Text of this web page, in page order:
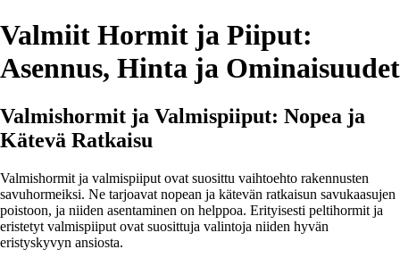
Valmiit Hormit ja Piiput:
Asennus, Hinta ja Ominaisuudet
Valmishormit ja Valmispiiput: Nopea ja
Kätevä Ratkaisu
Valmishormit ja valmispiiput ovat suosittu vaihtoehto rakennusten
savuhormeiksi. Ne tarjoavat nopean ja kätevän ratkaisun savukaasujen
poistoon, ja niiden asentaminen on helppoa. Erityisesti peltihormit ja
eristetyt valmispiiput ovat suosittuja valintoja niiden hyvän
eristyskyvyn ansiosta.